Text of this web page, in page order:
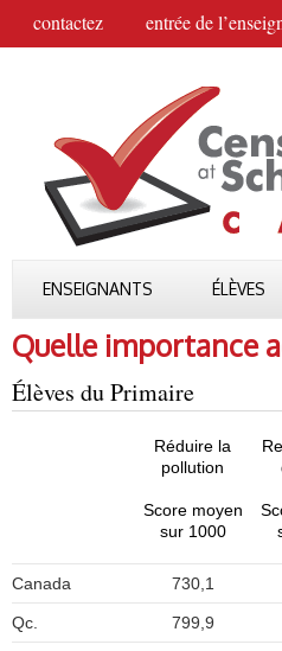
contactez entrée de
ENSEIGNANTS ÉLÈVES
Quelle importance
Élèves du Primaire
Réduire la
pollution
Score moyen
sur 1000
Canada 730,1
Qc. 799,9